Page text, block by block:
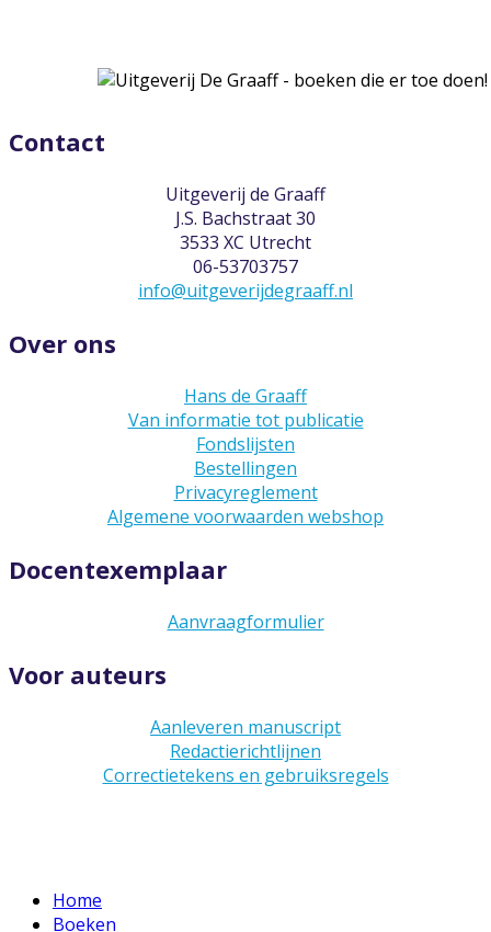
Contact
Uitgeverij de Graaff
J.S. Bachstraat 30
3533 XC Utrecht
06-53703757
info@uitgeverijdegraaff.nl
Over ons
Hans de Graaff
Van informatie tot publicatie
Fondslijsten
Bestellingen
Privacyreglement
Algemene voorwaarden webshop
Docentexemplaar
Aanvraagformulier
Voor auteurs
Aanleveren manuscript
Redactierichtlijnen
Correctietekens en gebruiksregels
Home
Boeken